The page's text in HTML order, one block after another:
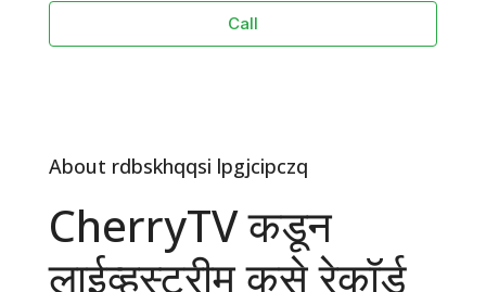
Call
About rdbskhqqsi lpgjcipczq
CherryTV कडून
लाईव्हस्ट्रीम कसे रेकॉर्ड